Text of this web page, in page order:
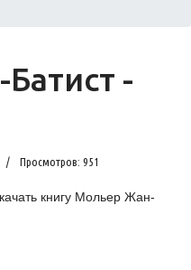
-
Просмотров: 951
книгу Мольер Жан-